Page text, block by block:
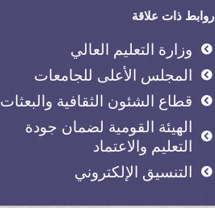
روابط ذات علاقة
وزارة التعليم العالي
المجلس الأعلى للجامعات
قطاع الشئون الثقافية والبعثات
الهيئة القومية لضمان جودة
التعليم والاعتماد
التنسيق الإلكتروني